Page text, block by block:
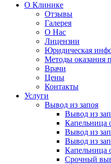
О Клинике
Отзывы
Галерея
О Нас
Лицензии
Юридическая
Методы оказания
Врачи
Цены
Контакты
Услуги
Вывод из запоя
Вывод из
Капельница
Вывод из
Вывод из
Капельница
Срочный